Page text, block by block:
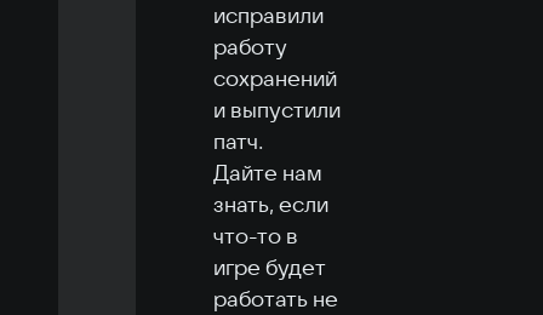
исправили
работу
сохранений
и выпустили
патч.
Дайте нам
знать, если
что-то в
игре будет
работать не